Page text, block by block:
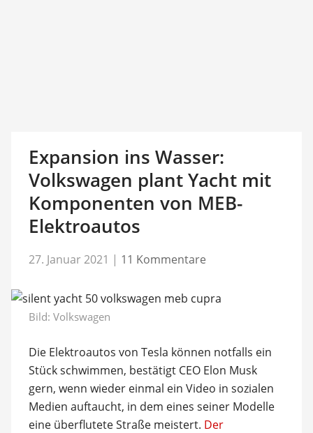
Expansion ins Wasser:
Volkswagen plant Yacht mit
Komponenten von MEB-
Elektroautos
27. Januar 2021 | 11 Kommentare
Bild: Volkswagen
Die Elektroautos von Tesla können notfalls ein
Stück schwimmen, bestätigt CEO Elon Musk
gern, wenn wieder einmal ein Video in sozialen
Medien auftaucht, in dem eines seiner Modelle
eine überflutete Straße meistert. Der